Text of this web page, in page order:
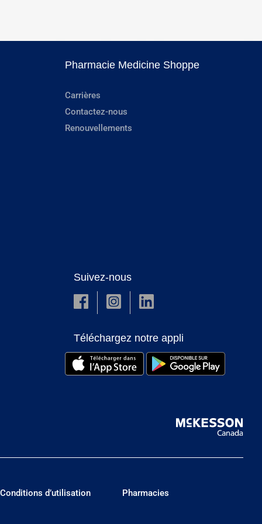
Pharmacie Medicine Shoppe
Carrières
Contactez-nous
Renouvellements
Suivez-nous
Téléchargez notre appli
Conditions d’utilisation Pharmacies